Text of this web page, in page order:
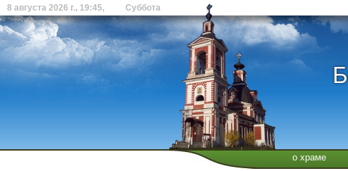
8 августа 2026 г., 19:45, Суббота
о храме